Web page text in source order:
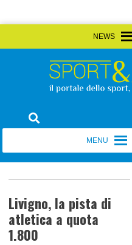
to
Sport&Impianti
Livigno, la pista di
atletica a quota
1.800